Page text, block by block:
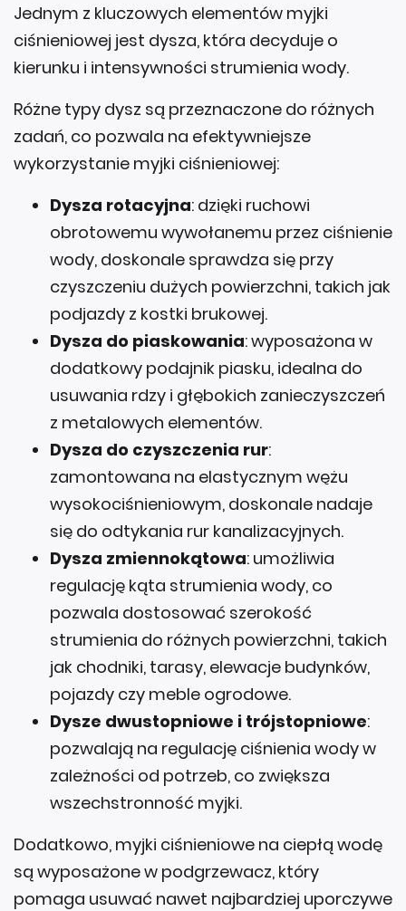
Jednym z kluczowych elementów myjki
ciśnieniowej jest dysza, która decyduje o
kierunku i intensywności strumienia wody.
Różne typy dysz są przeznaczone do różnych
zadań, co pozwala na efektywniejsze
wykorzystanie myjki ciśnieniowej:
Dysza rotacyjna: dzięki ruchowi
obrotowemu wywołanemu przez ciśnienie
wody, doskonale sprawdza się przy
czyszczeniu dużych powierzchni, takich jak
podjazdy z kostki brukowej.
Dysza do piaskowania: wyposażona w
dodatkowy podajnik piasku, idealna do
usuwania rdzy i głębokich zanieczyszczeń
z metalowych elementów.
Dysza do czyszczenia rur:
zamontowana na elastycznym wężu
wysokociśnieniowym, doskonale nadaje
się do odtykania rur kanalizacyjnych.
Dysza zmiennokątowa: umożliwia
regulację kąta strumienia wody, co
pozwala dostosować szerokość
strumienia do różnych powierzchni, takich
jak chodniki, tarasy, elewacje budynków,
pojazdy czy meble ogrodowe.
Dysze dwustopniowe i trójstopniowe:
pozwalają na regulację ciśnienia wody w
zależności od potrzeb, co zwiększa
wszechstronność myjki.
Dodatkowo, myjki ciśnieniowe na ciepłą wodę
są wyposażone w podgrzewacz, który
pomaga usuwać nawet najbardziej uporczywe